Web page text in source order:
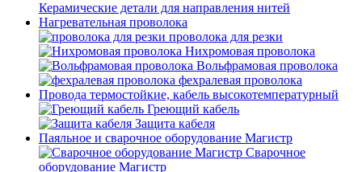
Керамические детали для направления нитей
Нагревательная проволока
проволока для резки
Нихромовая проволока
Вольфрамовая проволока
фехралевая проволока
Провода термостойкие, кабель высокотемпературный
Греющий кабель
Защита кабеля
Паяльное и сварочное оборудование Магистр
Сварочное
оборудование Магистр